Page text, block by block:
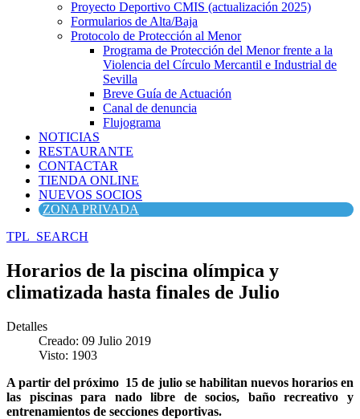
Proyecto Deportivo CMIS (actualización 2025)
Formularios de Alta/Baja
Protocolo de Protección al Menor
Programa de Protección del Menor frente a la
Violencia del Círculo Mercantil e Industrial de
Sevilla
Breve Guía de Actuación
Canal de denuncia
Flujograma
NOTICIAS
RESTAURANTE
CONTACTAR
TIENDA ONLINE
NUEVOS SOCIOS
ZONA PRIVADA
TPL_SEARCH
Horarios de la piscina olímpica y
climatizada hasta finales de Julio
Detalles
Creado: 09 Julio 2019
Visto: 1903
A partir del próximo 15 de julio se habilitan nuevos horarios en
las piscinas para nado libre de socios, baño recreativo y
entrenamientos de secciones deportivas.